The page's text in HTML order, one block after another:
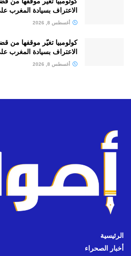
الاعتراف بسيادة المغرب
أغسطس 8, 2026
كولومبيا تغيّر موقفها من
الاعتراف بسيادة المغرب
أغسطس 8, 2026
الرئيسية
أخبار الصحراء